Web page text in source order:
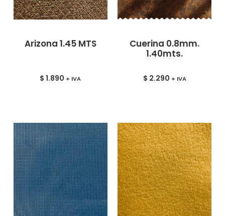
Arizona 1.45 MTS
$ 1.890 + IVA
Cuerina 0.8mm.
1.40mts.
$ 2.290 + IVA